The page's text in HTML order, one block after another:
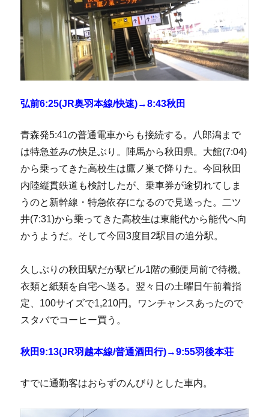
弘前6:25(JR奥羽本線/快速)→8:43秋田
青森発5:41の普通電車からも接続する。八郎潟まで
は特急並みの快足ぶり。陣馬から秋田県。大館(7:04)
から乗ってきた高校生は鷹ノ巣で降りた。今回秋田
内陸縦貫鉄道も検討したが、乗車券が途切れてしま
うのと新幹線・特急依存になるので見送った。二ツ
井(7:31)から乗ってきた高校生は東能代から能代へ向
かうようだ。そして今回3度目2駅目の追分駅。
久しぶりの秋田駅だが駅ビル1階の郵便局前で待機。
衣類と紙類を自宅へ送る。翌々日の土曜日午前着指
定、100サイズで1,210円。ワンチャンスあったので
スタバでコーヒー買う。
秋田9:13(JR羽越本線/普通酒田行)→9:55羽後本荘
すでに通勤客はおらずのんびりとした車内。